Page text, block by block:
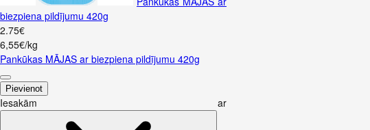
biezpiena pildījumu 420g
2.75€
6,55€/kg
Pankūkas MĀJAS ar biezpiena pildījumu 420g
Pievienot
Iesakām ar